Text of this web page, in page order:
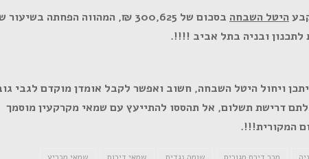
היטל השבחה
בסכום של 300,625 ₪, המהווה הפחתה
ויחול היטל השבחה, חשוב ואפשר לקבל אומדן מוקדם לגבי
דרישת תשלום, אל תהססו להתייעץ עם שמאי מקרקעין מוסמך
המקורית!!!.